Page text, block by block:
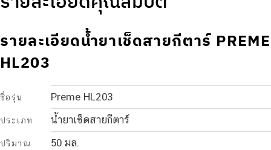
รายละเอียดน้ำยาเช็ดสายกีตาร์ PREME
HL203
ชื่อรุ่น Preme HL203
ประเภท น้ำยาเช็ดสายกีตาร์
ปริมาณ 50 มล.